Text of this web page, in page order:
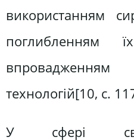
використанням
поглибленням
впровадженням
технологій[10, c.
У сфері